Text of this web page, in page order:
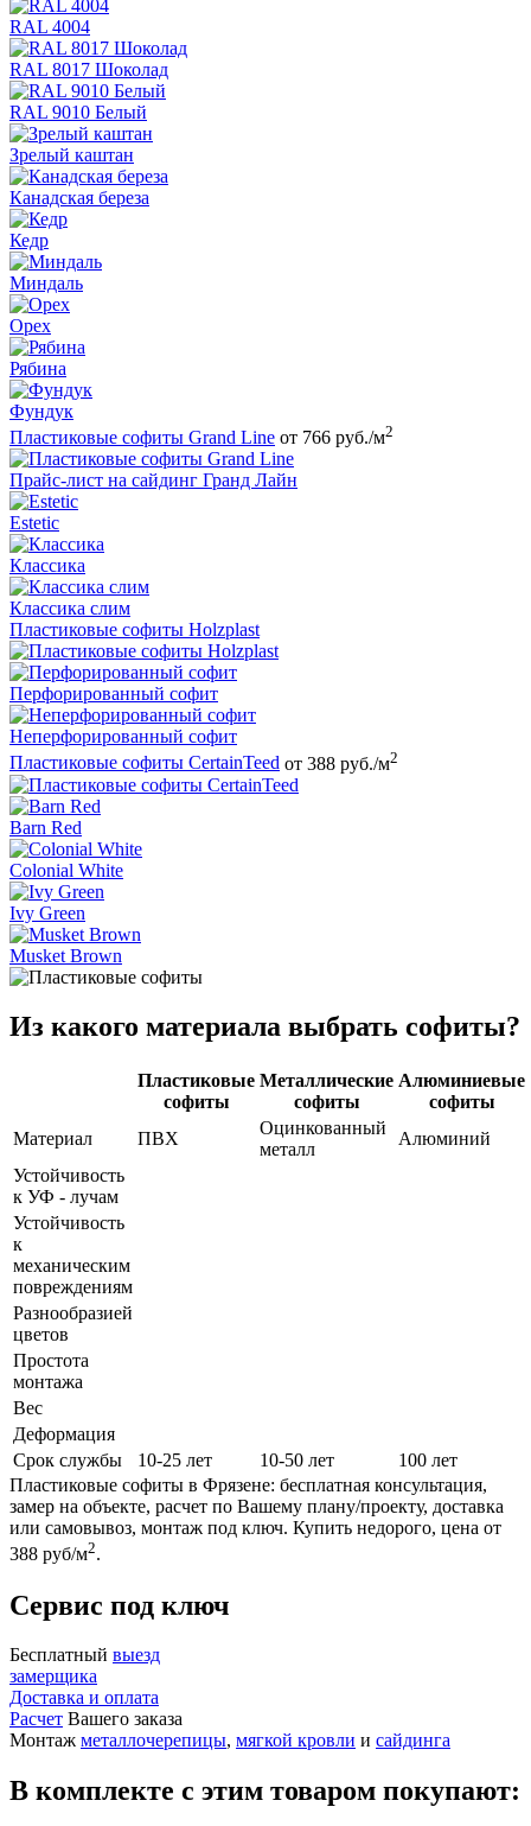
RAL 4004
RAL 8017 Шоколад
RAL 9010 Белый
Зрелый каштан
Канадская береза
Кедр
Миндаль
Орех
Рябина
Фундук
Пластиковые софиты Grand Line от 766 руб./м2
Прайс-лист на сайдинг Гранд Лайн
Estetic
Классика
Классика слим
Пластиковые софиты Holzplast
Перфорированный софит
Неперфорированный софит
Пластиковые софиты CertainTeed от 388 руб./м2
Barn Red
Colonial White
Ivy Green
Musket Brown
Из какого материала выбрать софиты?
Пластиковые
софиты
Металлические
софиты
Алюминиевые
софиты
Материал
ПВХ
Оцинкованный
металл
Алюминий
Устойчивость
к УФ - лучам
Устойчивость
к
механическим
повреждениям
Разнообразией
цветов
Простота
монтажа
Вес
Деформация
Срок службы
10-25 лет 10-50 лет
100 лет
Пластиковые софиты в Фрязене: бесплатная консультация,
замер на объекте, расчет по Вашему плану/проекту, доставка
или самовывоз, монтаж под ключ. Купить недорого, цена от
388 руб/м2.
Сервис под ключ
Бесплатный выезд
замерщика
Доставка и оплата
Расчет Вашего заказа
Монтаж металлочерепицы, мягкой кровли и сайдинга
В комплекте с этим товаром покупают: